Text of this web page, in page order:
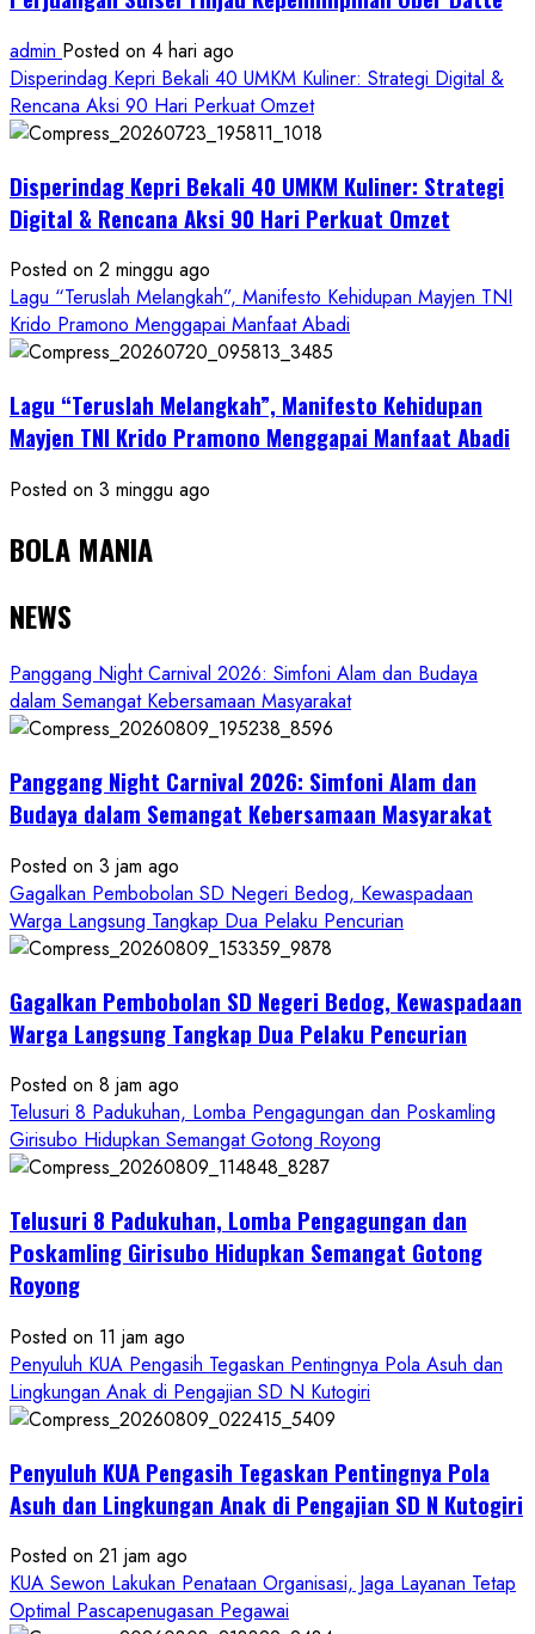
admin Posted on 4 hari ago
Disperindag Kepri Bekali 40 UMKM Kuliner: Strategi Digital &
Rencana Aksi 90 Hari Perkuat Omzet
Disperindag Kepri Bekali 40 UMKM Kuliner: Strategi
Digital & Rencana Aksi 90 Hari Perkuat Omzet
Posted on 2 minggu ago
Lagu “Teruslah Melangkah”, Manifesto Kehidupan Mayjen TNI
Krido Pramono Menggapai Manfaat Abadi
Lagu “Teruslah Melangkah”, Manifesto Kehidupan
Mayjen TNI Krido Pramono Menggapai Manfaat Abadi
Posted on 3 minggu ago
BOLA MANIA
NEWS
Panggang Night Carnival 2026: Simfoni Alam dan Budaya
dalam Semangat Kebersamaan Masyarakat
Panggang Night Carnival 2026: Simfoni Alam dan
Budaya dalam Semangat Kebersamaan Masyarakat
Posted on 3 jam ago
Gagalkan Pembobolan SD Negeri Bedog, Kewaspadaan
Warga Langsung Tangkap Dua Pelaku Pencurian
Gagalkan Pembobolan SD Negeri Bedog, Kewaspadaan
Warga Langsung Tangkap Dua Pelaku Pencurian
Posted on 8 jam ago
Telusuri 8 Padukuhan, Lomba Pengagungan dan Poskamling
Girisubo Hidupkan Semangat Gotong Royong
Telusuri 8 Padukuhan, Lomba Pengagungan dan
Poskamling Girisubo Hidupkan Semangat Gotong
Royong
Posted on 11 jam ago
Penyuluh KUA Pengasih Tegaskan Pentingnya Pola Asuh dan
Lingkungan Anak di Pengajian SD N Kutogiri
Penyuluh KUA Pengasih Tegaskan Pentingnya Pola
Asuh dan Lingkungan Anak di Pengajian SD N Kutogiri
Posted on 21 jam ago
KUA Sewon Lakukan Penataan Organisasi, Jaga Layanan Tetap
Optimal Pascapenugasan Pegawai